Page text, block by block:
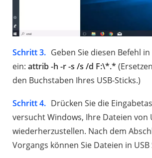
Schritt 3. Geben Sie diesen Befehl
ein: attrib -h -r -s /s /d F:\*.*
den Buchstaben Ihres USB-Sticks.)
Schritt 4. Drücken Sie die
versucht Windows, Ihre Dateien von
wiederherzustellen. Nach dem
Vorgangs können Sie Dateien in